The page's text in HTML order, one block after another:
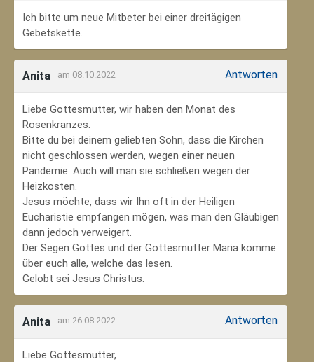
Ich bitte um neue Mitbeter bei einer dreitägigen
Gebetskette.
Anita am 08.10.2022 Antworten
Liebe Gottesmutter, wir haben den Monat des
Rosenkranzes.
Bitte du bei deinem geliebten Sohn, dass die Kirchen
nicht geschlossen werden, wegen einer neuen
Pandemie. Auch will man sie schließen wegen der
Heizkosten.
Jesus möchte, dass wir Ihn oft in der Heiligen
Eucharistie empfangen mögen, was man den Gläubigen
dann jedoch verweigert.
Der Segen Gottes und der Gottesmutter Maria komme
über euch alle, welche das lesen.
Gelobt sei Jesus Christus.
Anita am 26.08.2022 Antworten
Liebe Gottesmutter,